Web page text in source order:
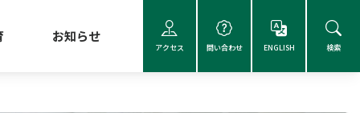
お知らせ
アクセス 問い合わせ ENGLISH 検索